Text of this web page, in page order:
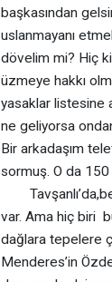
başkasından
uslanmayanı
dövelim mi? Hiç
üzmeye hakkı
yasaklar listesine
ne geliyorsa
Bir arkadaşım
sormuş. O da
var. Ama hiç biri
dağlara tepelere
Menderes’in